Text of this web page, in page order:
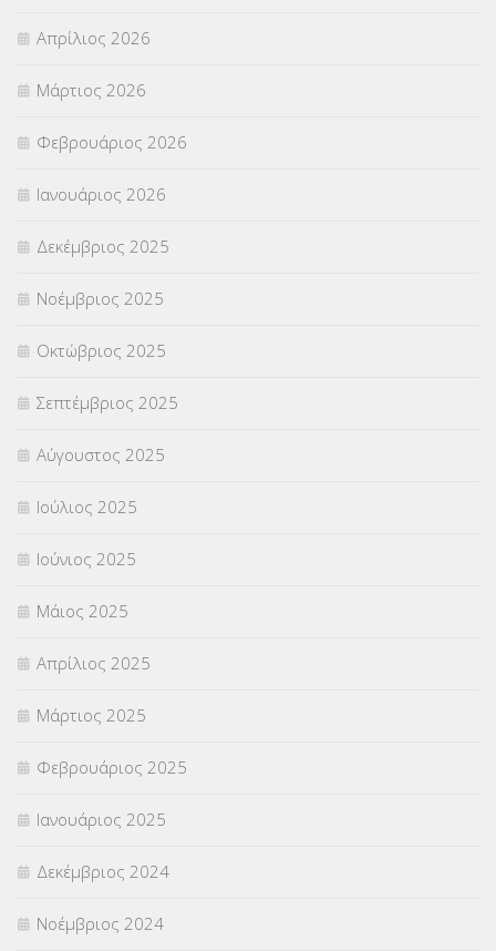
Απρίλιος 2026
Μάρτιος 2026
Φεβρουάριος 2026
Ιανουάριος 2026
Δεκέμβριος 2025
Νοέμβριος 2025
Οκτώβριος 2025
Σεπτέμβριος 2025
Αύγουστος 2025
Ιούλιος 2025
Ιούνιος 2025
Μάιος 2025
Απρίλιος 2025
Μάρτιος 2025
Φεβρουάριος 2025
Ιανουάριος 2025
Δεκέμβριος 2024
Νοέμβριος 2024